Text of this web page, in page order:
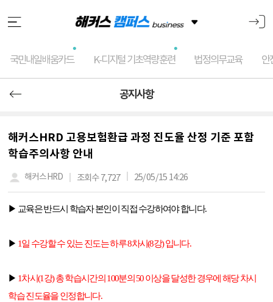
국민내일배움카드 K-디지털 기초역량훈련 법정의무교육 안
공지사항
해커스HRD 고용보험환급 과정 진도율 산정 기준 포함
학습주의사항 안내
해커스HRD 조회수 7,727 25/05/15 14:26
▶ 교육은 반드시 학습자 본인이 직접 수강하여야 합니다.
▶ 1일 수강할 수 있는 진도는 하루8차시(8강)입니다.
▶ 1차시(1강)총 학습시간의 100분의50이상을 달성한 경우에 해당 차시
학습 진도율을 인정합니다.